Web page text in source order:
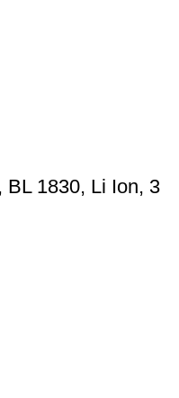
BL 1830, Li Ion, 3